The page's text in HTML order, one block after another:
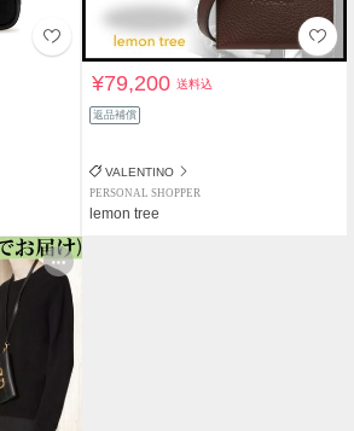
¥79,200送料込
返品補償
VALENTINO
PERSONAL SHOPPER
lemon tree